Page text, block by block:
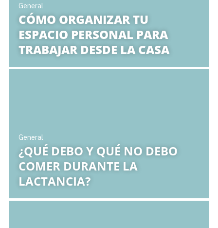
General
CÓMO ORGANIZAR TU
ESPACIO PERSONAL PARA
TRABAJAR DESDE LA CASA
General
¿QUÉ DEBO Y QUÉ NO DEBO
COMER DURANTE LA
LACTANCIA?